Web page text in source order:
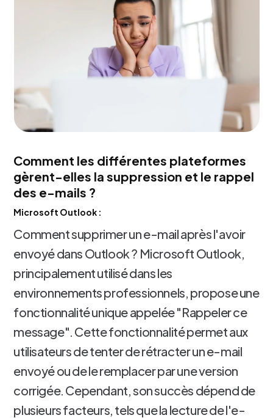
Comment les différentes plateformes
gèrent-elles la suppression et le rappel
des e-mails ?
Microsoft Outlook :
Comment supprimer un e-mail après l'avoir
envoyé dans Outlook ? Microsoft Outlook,
principalement utilisé dans les
environnements professionnels, propose une
fonctionnalité unique appelée "Rappeler ce
message". Cette fonctionnalité permet aux
utilisateurs de tenter de rétracter un e-mail
envoyé ou de le remplacer par une version
corrigée. Cependant, son succès dépend de
plusieurs facteurs, tels que la lecture de l'e-